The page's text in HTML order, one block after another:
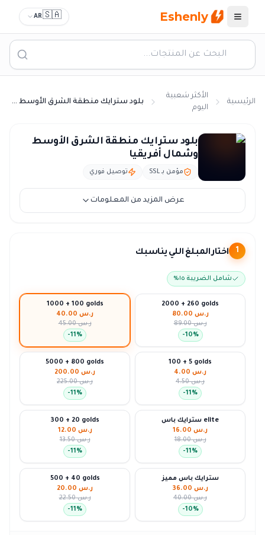
القائمة Eshenly
🇸🇦
AR
الرئيسية
الأكثر شعبية
اليوم
بلود سترايك منطقة الشرق الأوسط وشمال أفريقيا
شحن بلود سترايك السعودية - Blood Strike جواهر بالريال
بلود سترايك منطقة الشرق الأوسط
وشمال أفريقيا
مؤمن بـ SSL توصيل فوري
عرض المزيد من المعلومات
1 اختار المبلغ اللي يناسبك
شامل الضريبة ١٥٪
1000 + 100 golds
ر.س 40.00
ر.س 45.00
-11%
2000 + 260 golds
ر.س 80.00
ر.س 89.00
-10%
5000 + 800 golds
ر.س 200.00
ر.س 225.00
-11%
100 + 5 golds
ر.س 4.00
ر.س 4.50
-11%
300 + 20 golds
ر.س 12.00
ر.س 13.50
-11%
سترايك باس elite
ر.س 16.00
ر.س 18.00
-11%
500 + 40 golds
ر.س 20.00
ر.س 22.50
-11%
سترايك باس مميز
ر.س 36.00
ر.س 40.00
-10%